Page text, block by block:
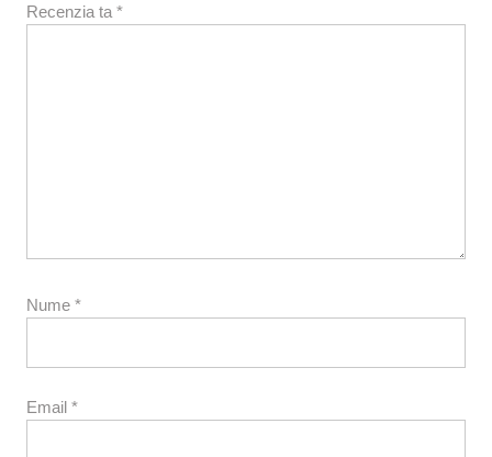
Recenzia ta *
Nume *
Email *